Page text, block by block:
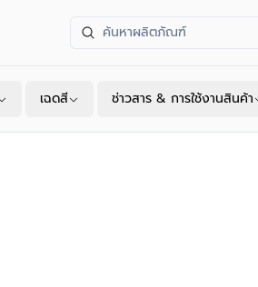
เฉดสี ช่าวสาร & การใช้งานสินค้า